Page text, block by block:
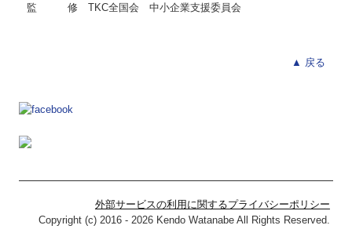
監 修 TKC全国会 中小企業支援委員会
▲ 戻る
外部サービスの利用に関するプライバシーポリシー
Copyright (c) 2016 - 2026 Kendo Watanabe All Rights Reserved.